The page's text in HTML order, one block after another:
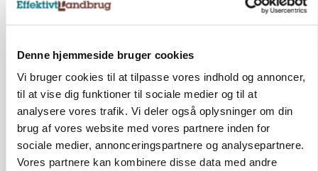
Denne hjemmeside bruger cookies
Vi bruger cookies til at tilpasse vores indhold og annoncer,
til at vise dig funktioner til sociale medier og til at
analysere vores trafik. Vi deler også oplysninger om din
brug af vores website med vores partnere inden for
sociale medier, annonceringspartnere og analysepartnere.
Vores partnere kan kombinere disse data med andre
Forserie til selvkørende skårlægger afprøves i år
Annonce